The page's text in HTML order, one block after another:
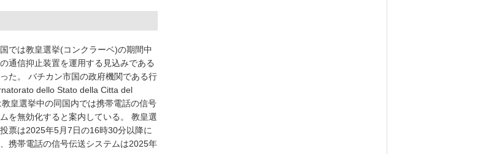
では教皇選挙(コンクラーベ)の期間中
通信抑止装置を運用する見込みである
た。 バチカン市国の政府機関である行
dello Stato della Citta del
皇選挙中の同国内では携帯電話の信号
を無効化すると案内している。 教皇選
票は2025年5月7日の16時30分以降に
携帯電話の信号伝送システムは2025年